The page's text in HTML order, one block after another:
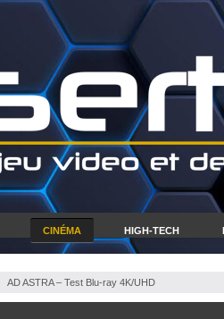
CINÉMA HIGH-TECH
AD ASTRA – Test Blu-ray 4K/UHD